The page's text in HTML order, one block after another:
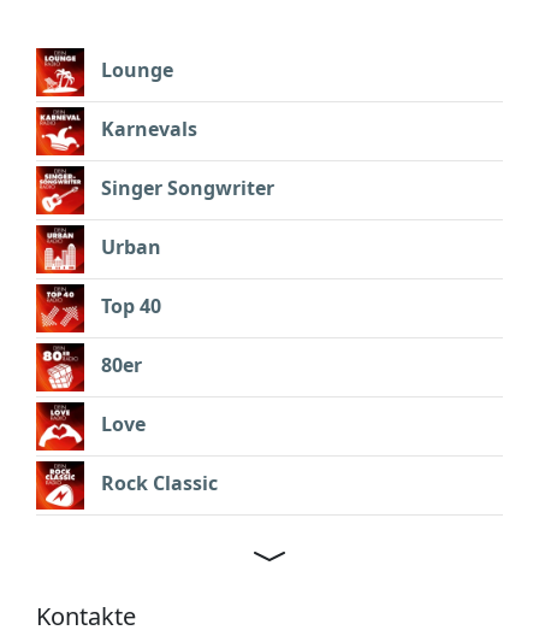
Lounge
Karnevals
Singer Songwriter
Urban
Top 40
80er
Love
Rock Classic
Kontakte